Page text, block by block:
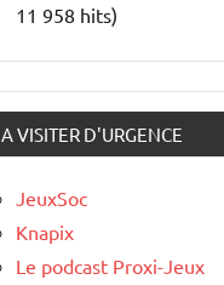
11 958 hits)
A VISITER D'URGENCE
JeuxSoc
Knapix
Le podcast Proxi-Jeux